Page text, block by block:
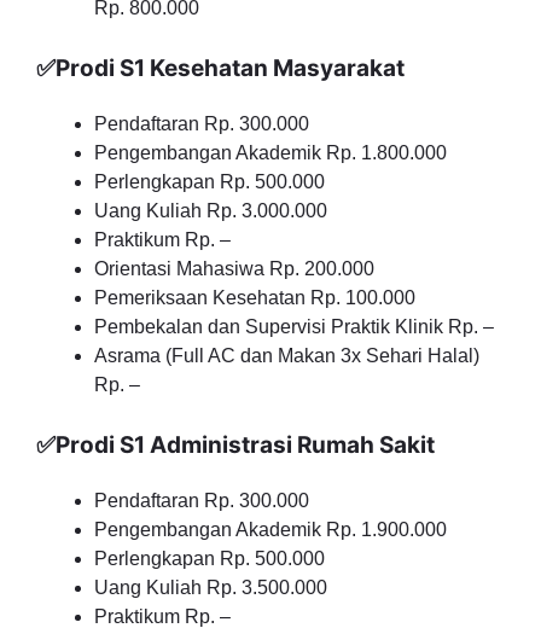
Rp. 800.000
✅Prodi S1 Kesehatan Masyarakat
Pendaftaran Rp. 300.000
Pengembangan Akademik Rp. 1.800.000
Perlengkapan Rp. 500.000
Uang Kuliah Rp. 3.000.000
Praktikum Rp. –
Orientasi Mahasiwa Rp. 200.000
Pemeriksaan Kesehatan Rp. 100.000
Pembekalan dan Supervisi Praktik Klinik Rp. –
Asrama (Full AC dan Makan 3x Sehari Halal)
Rp. –
✅Prodi S1 Administrasi Rumah Sakit
Pendaftaran Rp. 300.000
Pengembangan Akademik Rp. 1.900.000
Perlengkapan Rp. 500.000
Uang Kuliah Rp. 3.500.000
Praktikum Rp. –